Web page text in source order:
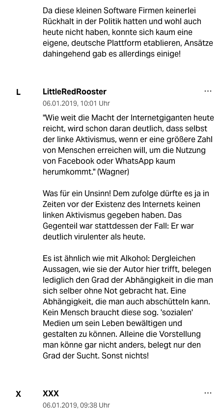
Da diese kleinen Software Firmen keinerlei
Rückhalt in der Politik hatten und wohl auch
heute nicht haben, konnte sich kaum eine
eigene, deutsche Plattform etablieren, Ansätze
dahingehend gab es allerdings einige!
L LittleRedRooster
06.01.2019, 10:01 Uhr
"Wie weit die Macht der Internetgiganten heute
reicht, wird schon daran deutlich, dass selbst
der linke Aktivismus, wenn er eine größere Zahl
von Menschen erreichen will, um die Nutzung
von Facebook oder WhatsApp kaum
herumkommt." (Wagner)
Was für ein Unsinn! Dem zufolge dürfte es ja in
Zeiten vor der Existenz des Internets keinen
linken Aktivismus gegeben haben. Das
Gegenteil war stattdessen der Fall: Er war
deutlich virulenter als heute.
Es ist ähnlich wie mit Alkohol: Dergleichen
Aussagen, wie sie der Autor hier trifft, belegen
lediglich den Grad der Abhängigkeit in die man
sich selber ohne Not gebracht hat. Eine
Abhängigkeit, die man auch abschütteln kann.
Kein Mensch braucht diese sog. 'sozialen'
Medien um sein Leben bewältigen und
gestalten zu können. Alleine die Vorstellung
man könne gar nicht anders, belegt nur den
Grad der Sucht. Sonst nichts!
X XXX
06.01.2019, 09:38 Uhr